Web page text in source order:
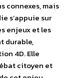
connexes, mais
s’appuie sur
enjeux et les
durable,
4D. Elle
citoyen et